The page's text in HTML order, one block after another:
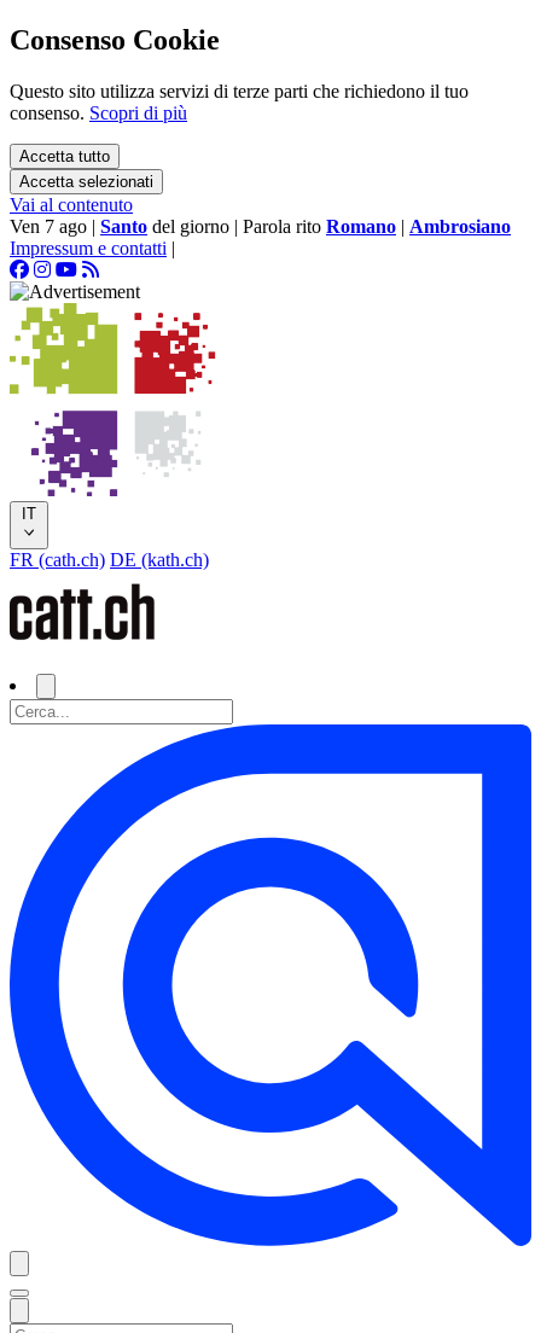
Consenso Cookie
Questo sito utilizza servizi di terze parti che richiedono il tuo
consenso. Scopri di più
Accetta tutto
Accetta selezionati
Vai al contenuto
Ven 7 ago | Santo del giorno | Parola rito Romano | Ambrosiano
Impressum e contatti |
IT
FR (cath.ch) DE (kath.ch)